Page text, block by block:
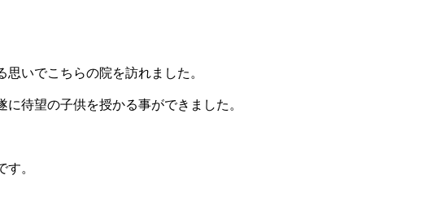
いでこちらの院を訪れました。
待望の子供を授かる事ができました。
。